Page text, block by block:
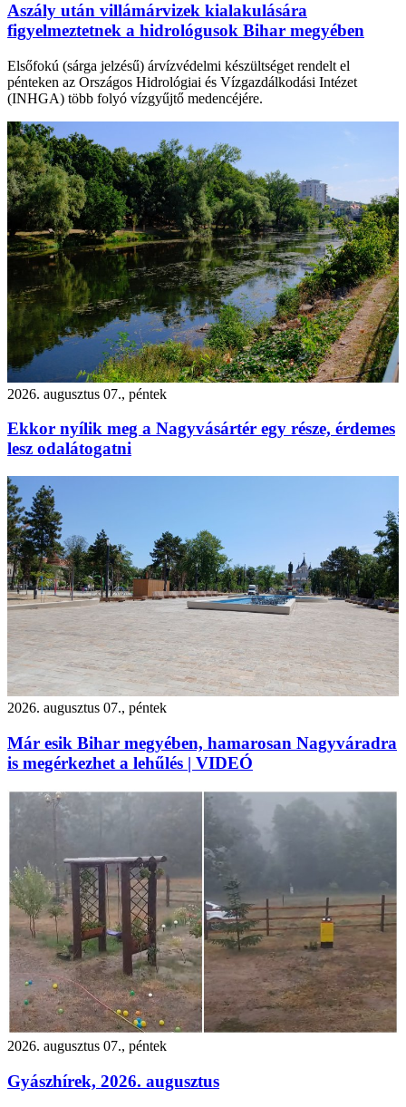
Aszály után villámárvizek kialakulására
figyelmeztetnek a hidrológusok Bihar megyében
Elsőfokú (sárga jelzésű) árvízvédelmi készültséget rendelt el
pénteken az Országos Hidrológiai és Vízgazdálkodási Intézet
(INHGA) több folyó vízgyűjtő medencéjére.
2026. augusztus 07., péntek
Ekkor nyílik meg a Nagyvásártér egy része, érdemes
lesz odalátogatni
2026. augusztus 07., péntek
Már esik Bihar megyében, hamarosan Nagyváradra
is megérkezhet a lehűlés | VIDEÓ
2026. augusztus 07., péntek
Gyászhírek, 2026. augusztus